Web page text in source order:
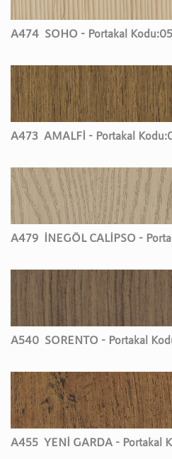
A474 SOHO - Portakal Kodu:
A473 AMALFİ - Portakal Kodu:
A479 İNEGÖL CALİPSO -
A540 SORENTO - Portakal
A455 YENİ GARDA - Portakal